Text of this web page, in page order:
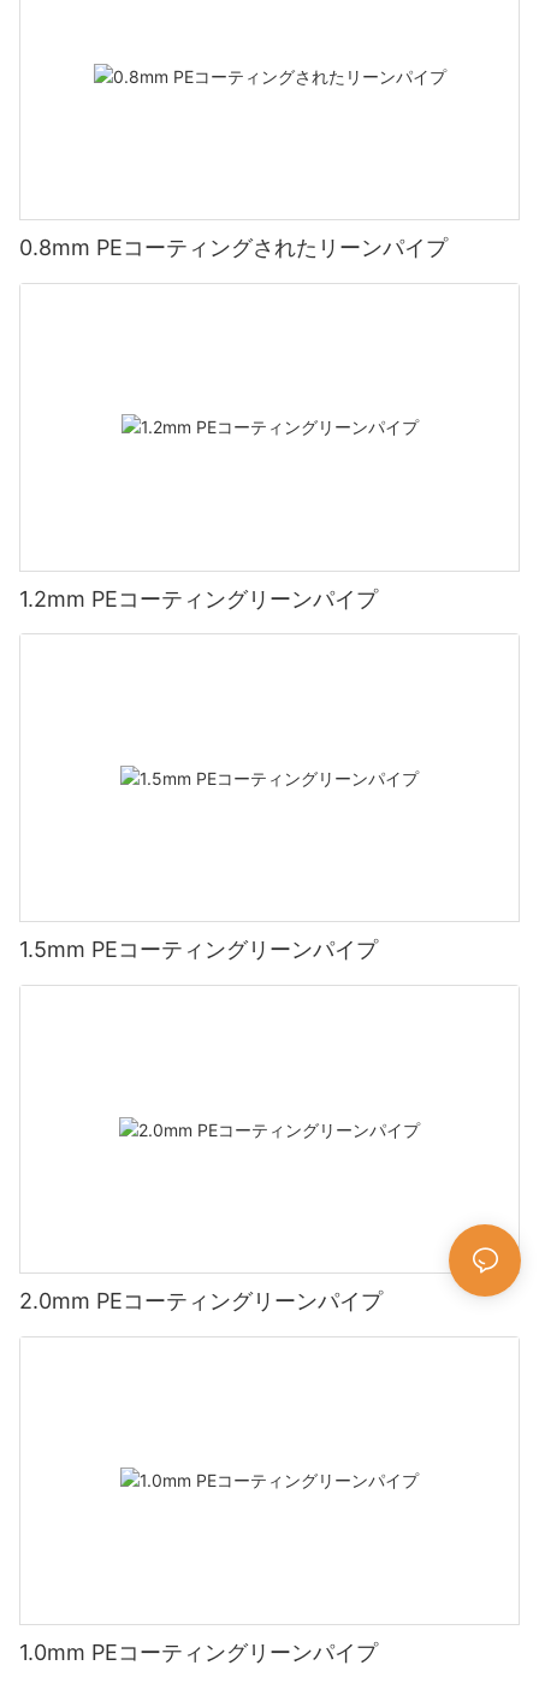
0.8mm PEコーティングされたリーンパイプ
1.2mm PEコーティングリーンパイプ
1.5mm PEコーティングリーンパイプ
2.0mm PEコーティングリーンパイプ
1.0mm PEコーティングリーンパイプ